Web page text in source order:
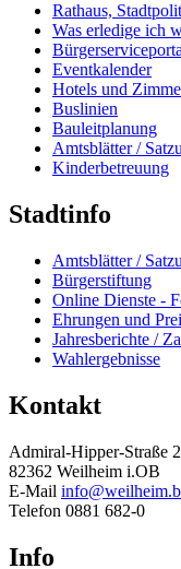
Rathaus,
Was erledige ich
Eventkalender
Hotels und
Buslinien
Bauleitplanung
Amtsblätter /
Kinderbetreuung
Stadtinfo
Amtsblätter /
Bürgerstiftung
Online Dienste -
Ehrungen und
Jahresberichte /
Wahlergebnisse
Kontakt
Admiral-Hipper-Straße
82362 Weilheim i.OB
E-Mail
Telefon 0881 682-0
Info